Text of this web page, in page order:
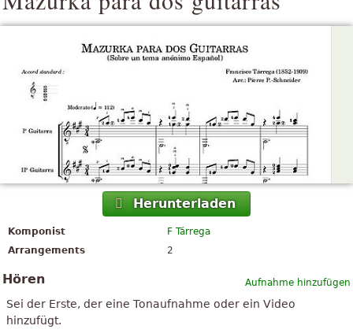
Herunterladen
Komponist
F Tárrega
Arrangements
2
Aufnahme hinzufügen
Hören
Sei der Erste, der eine Tonaufnahme oder ein Video
hinzufügt.